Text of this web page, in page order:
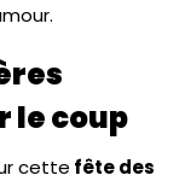
le coup
cette fête des